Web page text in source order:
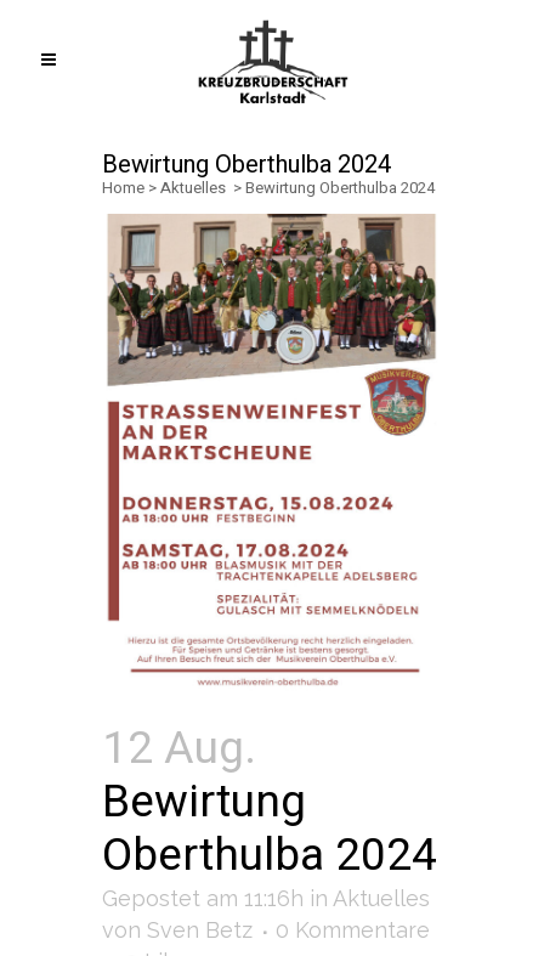
Bewirtung Oberthulba 2024
Home>Aktuelles >Bewirtung Oberthulba 2024
12 Aug.
Bewirtung
Oberthulba 2024
Gepostet am 11:16h in Aktuelles
von Sven Betz
0 Kommentare